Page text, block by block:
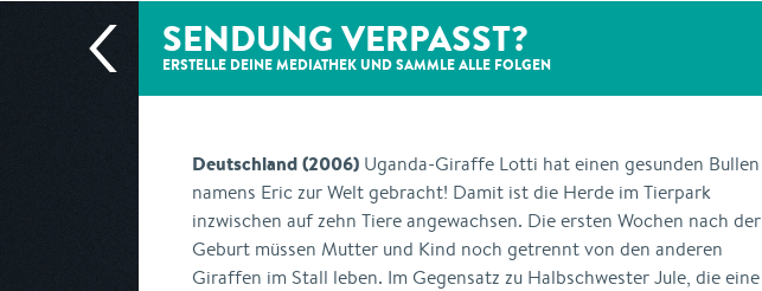
SENDUNG VERPASST?
ERSTELLE DEINE MEDIATHEK UND SAMMLE ALLE FOLGEN
Deutschland (2006) Uganda-Giraffe Lotti hat einen gesunden Bullen
namens Eric zur Welt gebracht! Damit ist die Herde im Tierpark
inzwischen auf zehn Tiere angewachsen. Die ersten Wochen nach der
Geburt müssen Mutter und Kind noch getrennt von den anderen
Giraffen im Stall leben. Im Gegensatz zu Halbschwester Jule, die eine